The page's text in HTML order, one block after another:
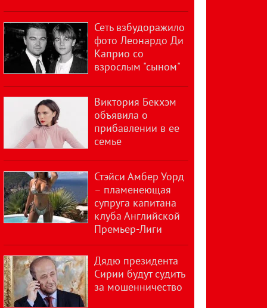
Сеть взбудоражило
фото Леонардо Ди
Каприо со
взрослым "сыном"
Виктория Бекхэм
объявила о
прибавлении в ее
семье
Стэйси Амбер Уорд
– пламенеющая
супруга капитана
клуба Английской
Премьер-Лиги
Дядю президента
Сирии будут судить
за мошенничество